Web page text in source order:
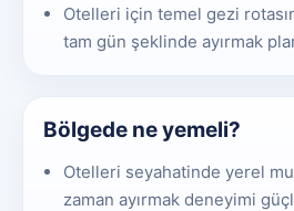
Otelleri için temel gezi
tam gün şeklinde ayırmak
Bölgede ne yemeli?
Otelleri seyahatinde yerel
zaman ayırmak deneyimi